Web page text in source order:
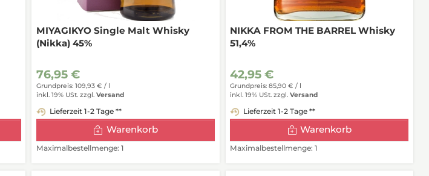
MIYAGIKYO Single Malt Whisky
(Nikka) 45%
76,95 €
Grundpreis: 109,93 € /
inkl. 19% USt. zzgl. Versand
Lieferzeit 1-2 Tage **
Warenkorb
Maximalbestellmenge: 1
NIKKA FROM THE BARREL Whisky
51,4%
42,95 €
Grundpreis: 85,90 € /
inkl. 19% USt. zzgl.Versand
Lieferzeit 1-2 Tage **
Warenkorb
Maximalbestellmenge: 1